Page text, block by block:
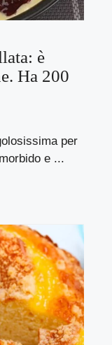
è
Ha 200
per
e ...